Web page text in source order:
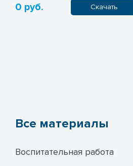
0 руб. Скачать
Все материалы
Воспитательная работа